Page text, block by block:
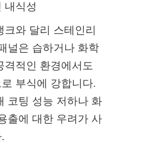
내식성
크와 달리 스테인리
널은 습하거나 화학
격적인 환경에서도
부식에 강합니다.
코팅 성능 저하나 화
출에 대한 우려가 사